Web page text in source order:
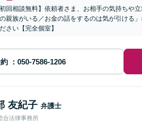
初回相談無料】依頼者さま、お相手の気持ちや
親族がいる／お金の話をするのは気が引ける
さい【完全個室】
友紀子 弁護士
合法律事務所